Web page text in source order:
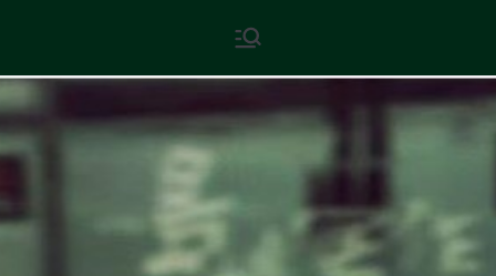
content
現代文學
地球小如鴿卵，/ 我輕輕地將它